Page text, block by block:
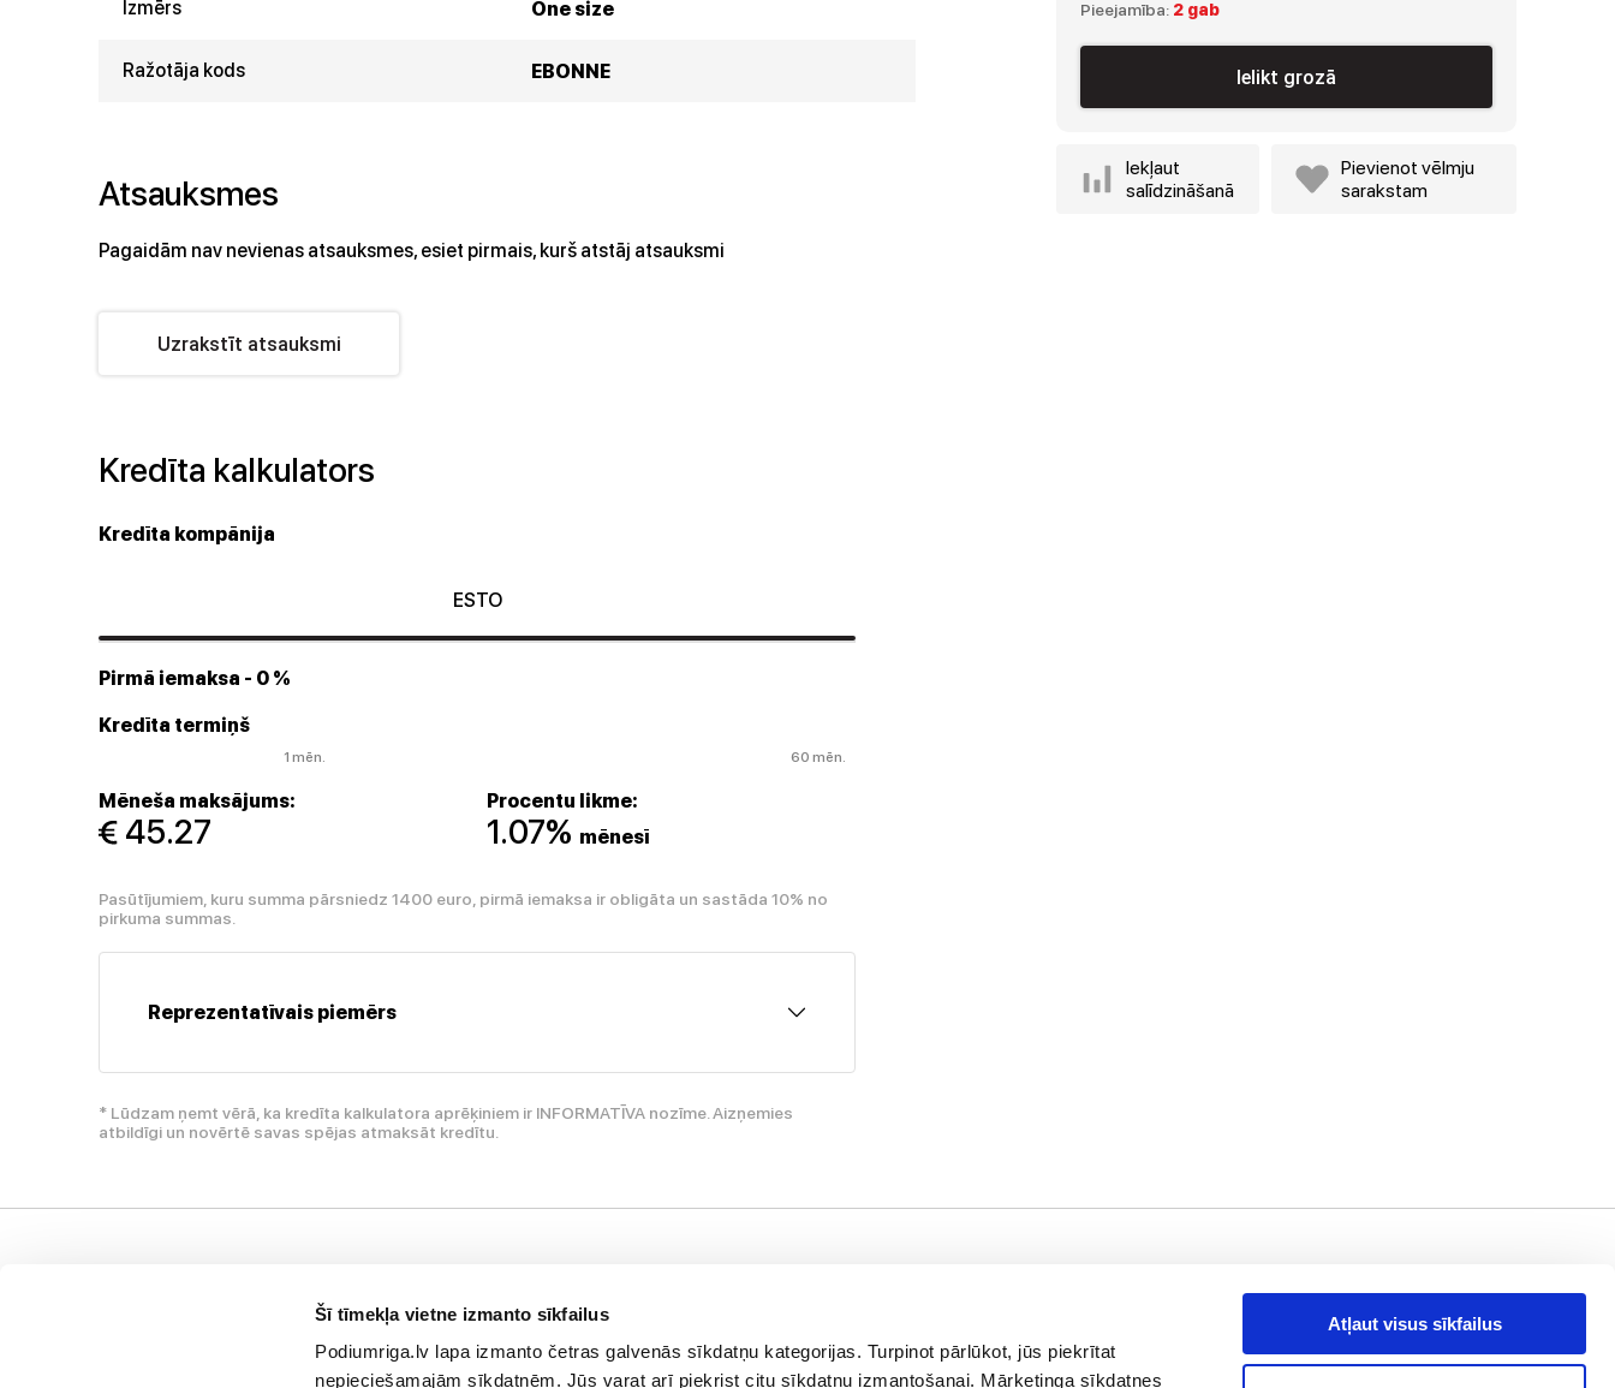
Šī tīmekļa vietne izmanto sīkfailus
Podiumriga.lv lapa izmanto četras galvenās sīkdatņu kategorijas. Turpinot pārlūkot, jūs piekrītat
nepieciešamajām sīkdatnēm. Jūs varat arī piekrist citu sīkdatņu izmantošanai. Mārketinga sīkdatnes
Atļaut visus sīkfailus
Izmērs One size
Ražotāja kods EBONNE
Atsauksmes
Pagaidām nav nevienas atsauksmes, esiet pirmais, kurš atstāj atsauksmi
Uzrakstīt atsauksmi
Kredīta kalkulators
Kredīta kompānija
ESTO
Pirmā iemaksa - 0 %
Kredīta termiņš
1 mēn. 60 mēn.
Mēneša maksājums:
45.27
Procentu likme:
1.07% mēnesī
Pasūtījumiem, kuru summa pārsniedz 1400 euro, pirmā iemaksa ir obligāta un sastāda 10% no
pirkuma summas.
Reprezentatīvais piemērs
* Lūdzam ņemt vērā, ka kredīta kalkulatora aprēķiniem ir INFORMATĪVA nozīme. Aizņemies
atbildīgi un novērtē savas spējas atmaksāt kredītu.
Pieejamība: 2 gab
Ielikt grozā
Iekļaut
salīdzināšanā
Pievienot vēlmju
sarakstam
Privātuma politika
Vispārējie pārdošanas
E-pasta adrese Abonēt